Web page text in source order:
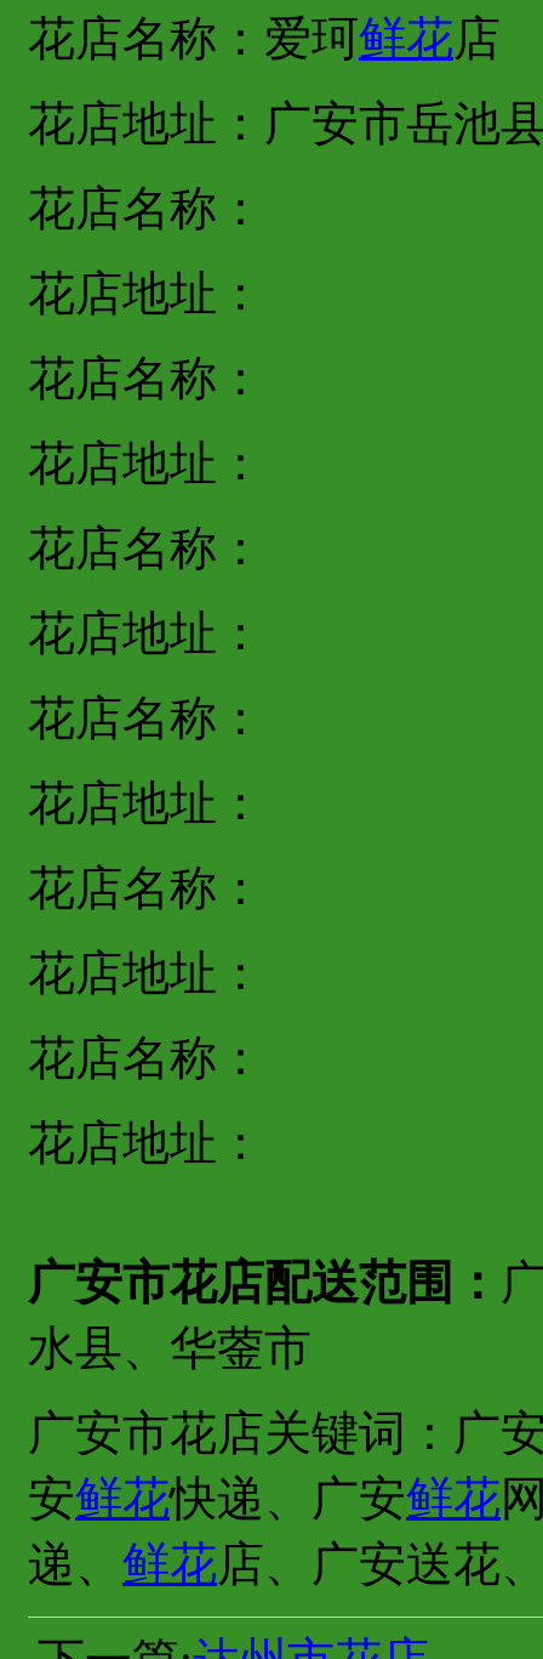
花店名称：爱珂鲜花店
花店地址：广安市岳池
花店名称：
花店地址：
花店名称：
花店地址：
花店名称：
花店地址：
花店名称：
花店地址：
花店名称：
花店地址：
花店名称：
花店地址：
广安市花店配送范围：
水县、华蓥市
广安市花店关键词：广
安鲜花快递、广安鲜花
递、 鲜花店、广安送花